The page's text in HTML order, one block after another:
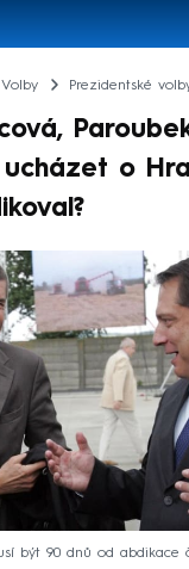
Volby Prezidentské
ucházet o
být 90 dnů od abdikace